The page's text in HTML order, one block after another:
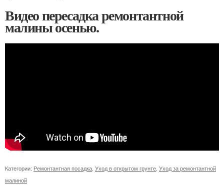
Видео пересадка ремонтантной
малины осенью.
Категории: Ремонтантная посадка Уход в открытом грунте Уход за ремонтантной
малиной